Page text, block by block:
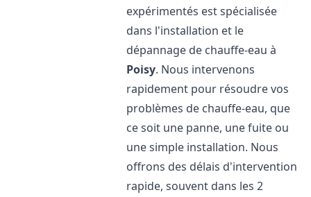
expérimentés est spécialisée
dans l'installation et le
dépannage de chauffe-eau à
Poisy. Nous intervenons
rapidement pour résoudre vos
problèmes de chauffe-eau, que
ce soit une panne, une fuite ou
une simple installation. Nous
offrons des délais d'intervention
rapide, souvent dans les 2